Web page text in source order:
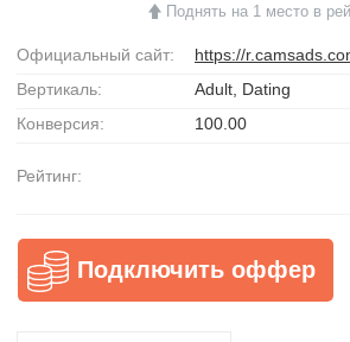
Поднять на 1 место в
Официальный сайт:
https://
Вертикаль:
Adult, Dating
Конверсия:
100.00
Рейтинг:
Подключить оффер